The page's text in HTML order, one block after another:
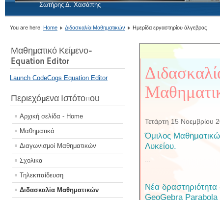
Σωτήρης Δ. Χασάπης
You are here: Home Διδασκαλία Μαθηματικών Ημερίδα εργαστηρίου άλγεβρας
Μαθηματικό Κείμενο-
Equation Editor
Launch CodeCogs Equation Editor
Περιεχόμενα Ιστότοπου
Αρχική σελίδα - Home
Μαθηματικά
Διαγωνισμοί Μαθηματικών
Σχολικα
Τηλεκπαίδευση
Διδασκαλία Μαθηματικών